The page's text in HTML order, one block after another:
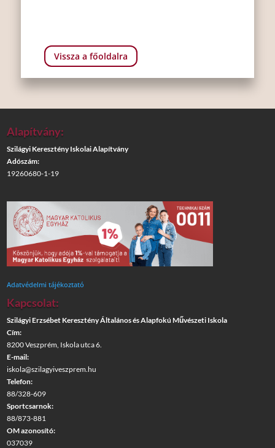
Vissza a főoldalra
Alapítvány:
Szilágyi Keresztény Iskolai Alapítvány
Adószám:
19260680-1-19
Adatvédelmi tájékoztató
Kapcsolat:
Szilágyi Erzsébet Keresztény Általános és Alapfokú Művészeti Iskola
Cím:
8200 Veszprém, Iskola utca 6.
E-mail:
iskola@szilagyiveszprem.hu
Telefon:
88/328-609
Sportcsarnok:
88/873-881
OM azonosító:
037039